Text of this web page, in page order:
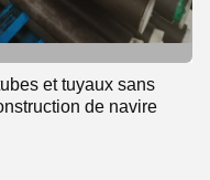
et tuyaux sans
de navire